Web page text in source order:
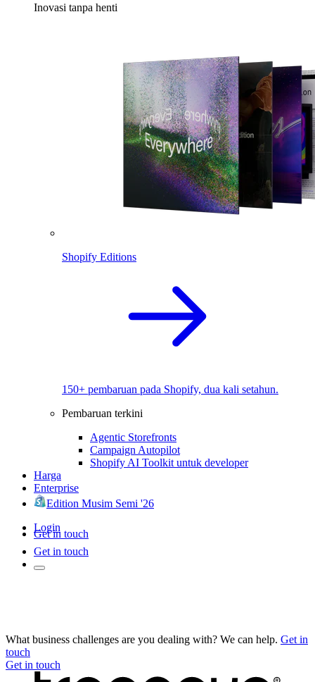
Inovasi tanpa henti
Shopify Editions
150+ pembaruan pada Shopify, dua kali setahun.
Pembaruan terkini
Agentic Storefronts
Campaign Autopilot
Shopify AI Toolkit untuk developer
Harga
Enterprise
Edition Musim Semi '26
Login
Get in touch
Get in touch
What business challenges are you dealing with? We can help. Get in
touch
Get in touch